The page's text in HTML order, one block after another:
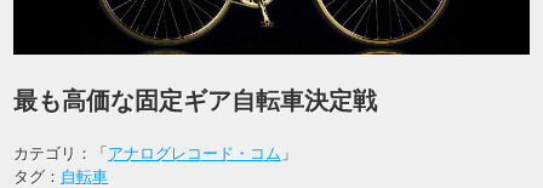
最も高価な固定ギア自転車決定戦
カテゴリ：「アナログレコード・コム 」
タグ： 自転車